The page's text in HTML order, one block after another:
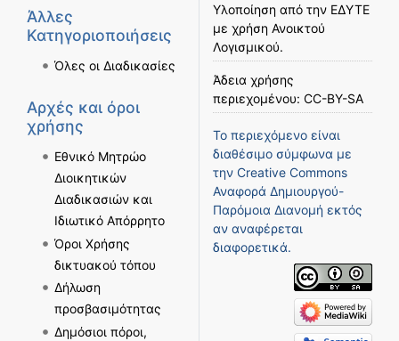
Άλλες
Κατηγοριοποιήσεις
Όλες οι Διαδικασίες
Αρχές και όροι
χρήσης
Εθνικό Μητρώο
Διοικητικών
Διαδικασιών και
Ιδιωτικό Απόρρητο
Όροι Χρήσης
δικτυακού τόπου
Δήλωση
προσβασιμότητας
Δημόσιοι πόροι,
Υλοποίηση από την ΕΔΥΤΕ
με χρήση Ανοικτού
Λογισμικού.
Άδεια χρήσης
περιεχομένου: CC-BY-SA
Το περιεχόμενο είναι
διαθέσιμο σύμφωνα με
την Creative Commons
Αναφορά Δημιουργού-
Παρόμοια Διανομή εκτός
αν αναφέρεται
διαφορετικά.